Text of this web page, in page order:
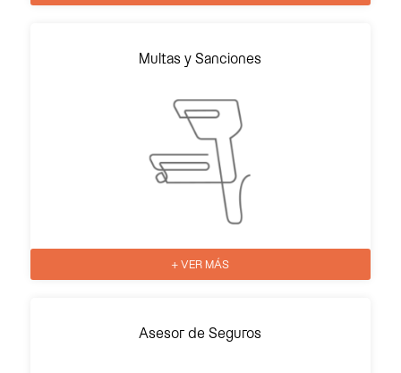
Multas y Sanciones
+ VER MÁS
Asesor de Seguros